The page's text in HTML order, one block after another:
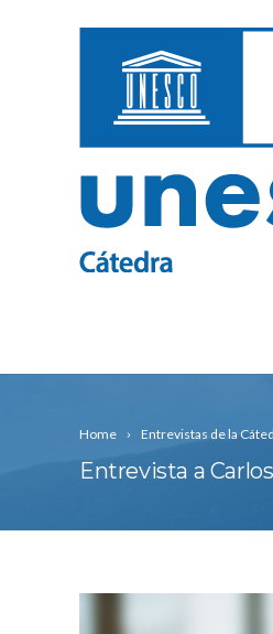
Home Entrevistas de la
Entrevista a